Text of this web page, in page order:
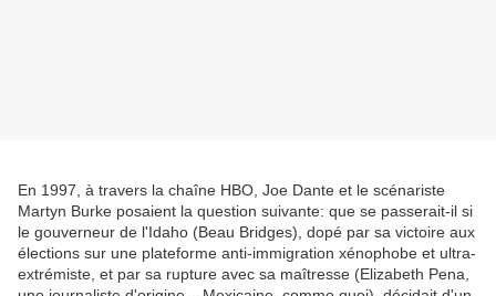
En 1997, à travers la chaîne HBO, Joe Dante et le scénariste
Martyn Burke posaient la question suivante: que se passerait-il si
le gouverneur de l'Idaho (Beau Bridges), dopé par sa victoire aux
élections sur une plateforme anti-immigration xénophobe et ultra-
extrémiste, et par sa rupture avec sa maîtresse (Elizabeth Pena,